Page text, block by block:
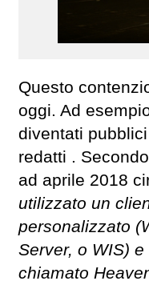
Questo
oggi. Ad
diventati
redatti .
ad aprile 2018
utilizzato un
personalizzato
Server, o WIS) e
chiamato